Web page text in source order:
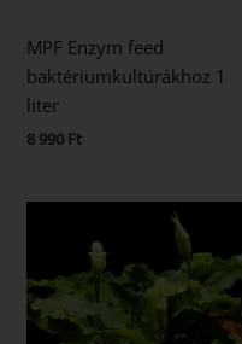
MPF Enzym feed
baktériumkultúrákhoz 1
liter
8 990 Ft